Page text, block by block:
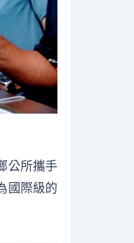
公所攜手
國際級的